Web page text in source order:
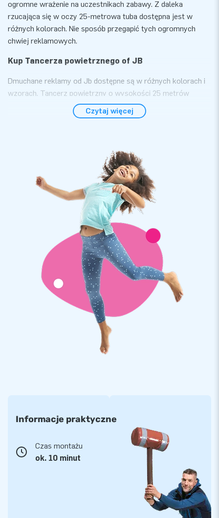
ogromne wrażenie na uczestnikach zabawy. Z daleka
rzucająca się w oczy 25-metrowa tuba dostępna jest w
różnych kolorach. Nie sposób przegapić tych ogromnych
chwiej reklamowych.
Kup Tancerza powietrznego of JB
Dmuchane reklamy od Jb dostępne są w różnych kolorach i
wzorach. Tancerz powietrzny o wysokości 25 metrów
gwarantuje doskonałą reklamę Twojej firmy. Wesołe
tancerze przyciągną uwagę klientów i posłużą na lata.
Zamawiając dmuchaną tubę powietrzną, masz pewność, że
otrzymasz produkt najwyższej jakości. Skydancers są łatwe
w użyciu, w zaledwie kilka minut produkt będzie gotowy do
użytku. Profesjonalne tancerze powietrzne są dostarczane
wraz z dmuchawą i roczną gwarancją. Dmuchane chwieje są
Szukasz przyciągających uwagę elementów reklamowych
dla swojej firmy lub uroczystości firmowej. JB Dmuchańce
ma w swoim asortymencie dmuchańce reklamowe we
wszystkich kształtach i rozmiarach. Profesjonalne Tancerze
powietrzne będą doskonałym wyborem. Błyskawiczny
montaż i niska waga produktu będą dodatkowym atutem.
Jesteś ciekawy możliwości? Skontaktuj się z nami, z miłą
chęcią pomożemy Ci w wyborze idealnego produktu.
Niestandardowa kolorystyka, logo czy też specyficzna
Czytaj więcej
Informacje praktyczne
Czas montażu
ok. 10 minut